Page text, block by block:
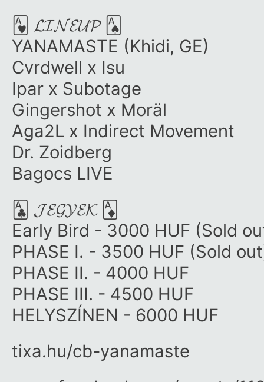
🂱 𝓛𝓘𝓝𝓔𝓤𝓟 🂡
YANAMASTE (Khidi, GE)
Cvrdwell x Isu
Ipar x Subotage
Gingershot x Moräl
Aga2L x Indirect Movement
Dr. Zoidberg
Bagocs LIVE
🃑 𝓙𝓔𝓖𝓨𝓔𝓚 🃁
Early Bird - 3000 HUF (Sold
PHASE I. - 3500 HUF (Sold
PHASE II. - 4000 HUF
PHASE III. - 4500 HUF
HELYSZÍNEN - 6000 HUF
tixa.hu/cb-yanamaste